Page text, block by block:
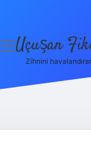
menüyü
Uçuşan
Zihnini